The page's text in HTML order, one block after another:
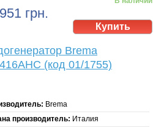
грн.
Brema
(код 01/1755)
Brema
производитель: Италия